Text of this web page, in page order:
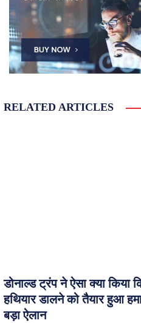
RELATED ARTICLES
डोनाल्ड ट्रंप ने ऐसा क्या किया
हथियार डालने को तैयार हुआ
बड़ा ऐलान